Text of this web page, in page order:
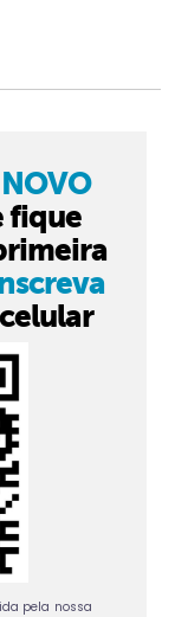
NOVO
fique
pela nossa